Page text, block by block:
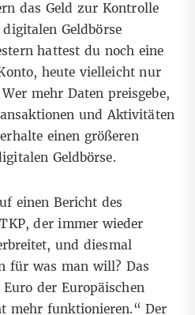
das Geld zur Kontrolle
Geldbörse
hattest du noch eine
heute vielleicht nur
mehr Daten preisgebe,
und Aktivitäten
einen größeren
Geldbörse.
einen Bericht des
, derimmer wieder
und diesmal
für was man will? Das
der Europäischen
mehr funktionieren.“ Der